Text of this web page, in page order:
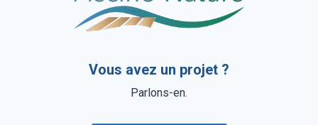
Vous avez un projet ?
Parlons-en.